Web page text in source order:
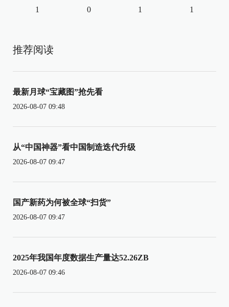
1 0 1 1
推荐阅读
最新月球“宝藏图”抢先看
2026-08-07 09:48
从“中国神器”看中国制造迭代升级
2026-08-07 09:47
国产新药为何被全球“扫货”
2026-08-07 09:47
2025年我国年度数据生产量达52.26ZB
2026-08-07 09:46